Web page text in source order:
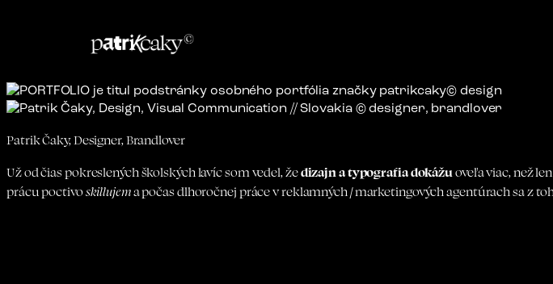
Patrik Čaky, Designer, Brandlover
Už od čias pokreslených školských lavíc som vedel, žedizajn a typografia dokážuoveľa viac, než
prácu poctivoskillujema počas dlhoročnej práce v reklamných / marketingových agentúrach sa z